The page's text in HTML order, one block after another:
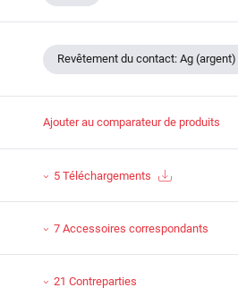
Revêtement du contact: Ag (argent)
Ajouter au comparateur de produits
5 Téléchargements
7 Accessoires correspondants
21 Contreparties